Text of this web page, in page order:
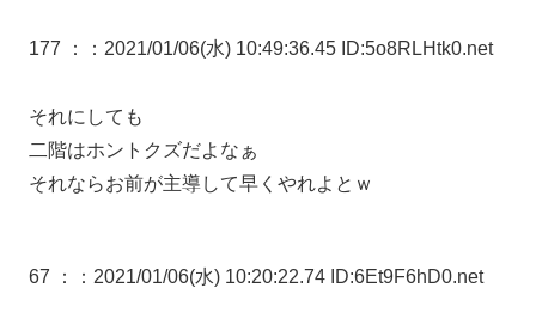
177 ： ：2021/01/06(水) 10:49:36.45 ID:5o8RLHtk0.net
それにしても
二階はホントクズだよなぁ
それならお前が主導して早くやれよとｗ
67 ： ：2021/01/06(水) 10:20:22.74 ID:6Et9F6hD0.net